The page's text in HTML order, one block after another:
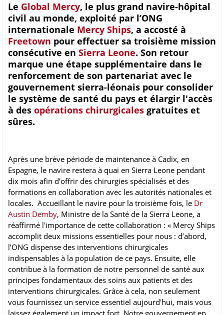
Le Global Mercy, le plus grand navire-hôpital
civil au monde, exploité par l’ONG
internationale Mercy Ships, a accosté à
Freetown pour effectuer sa troisième mission
consécutive en Sierra Leone. Son retour
marque une étape supplémentaire dans le
renforcement de son partenariat avec le
gouvernement sierra-léonais pour consolider
le système de santé du pays et élargir l'accès
à des opérations chirurgicales gratuites et
sûres.
Après une brève période de maintenance à Cadix, en
Espagne, le navire restera à quai en Sierra Leone pendant
dix mois afin d’offrir des chirurgies spécialisés et des
formations en collaboration avec les autorités nationales et
locales. Accueillant le navire pour la troisième fois, le Dr
Austin Demby, Ministre de la Santé de la Sierra Leone, a
réaffirmé l'importance de cette collaboration : « Mercy Ships
accomplit deux missions essentielles pour nous : d’abord,
l’ONG dispense des interventions chirurgicales
indispensables à la population de ce pays. Ensuite, elle
contribue à la formation de notre personnel de santé aux
principes fondamentaux des soins aux patients et des
interventions chirurgicales. Grâce à cela, non seulement
vous fournissez un service essentiel aujourd'hui, mais vous